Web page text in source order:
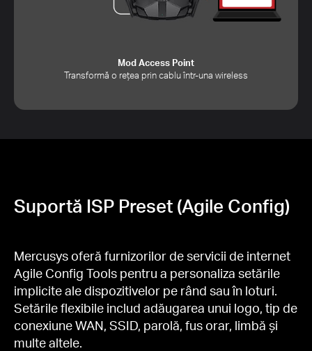
Mod Access Point
Transformă o rețea prin cablu într-una wireless
Suportă ISP Preset (Agile Config)
Mercusys oferă furnizorilor de servicii de internet
Agile Config Tools pentru a personaliza setările
implicite ale dispozitivelor pe rând sau în loturi.
Setările flexibile includ adăugarea unui logo, tip de
conexiune WAN, SSID, parolă, fus orar, limbă și
multe altele.